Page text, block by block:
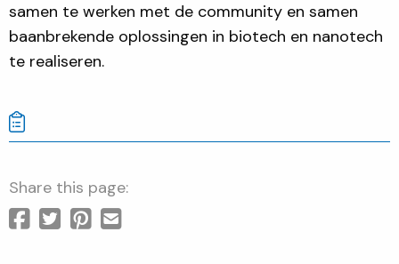
samen te werken met de community en samen
baanbrekende oplossingen in biotech en nanotech
te realiseren.
Share this page: